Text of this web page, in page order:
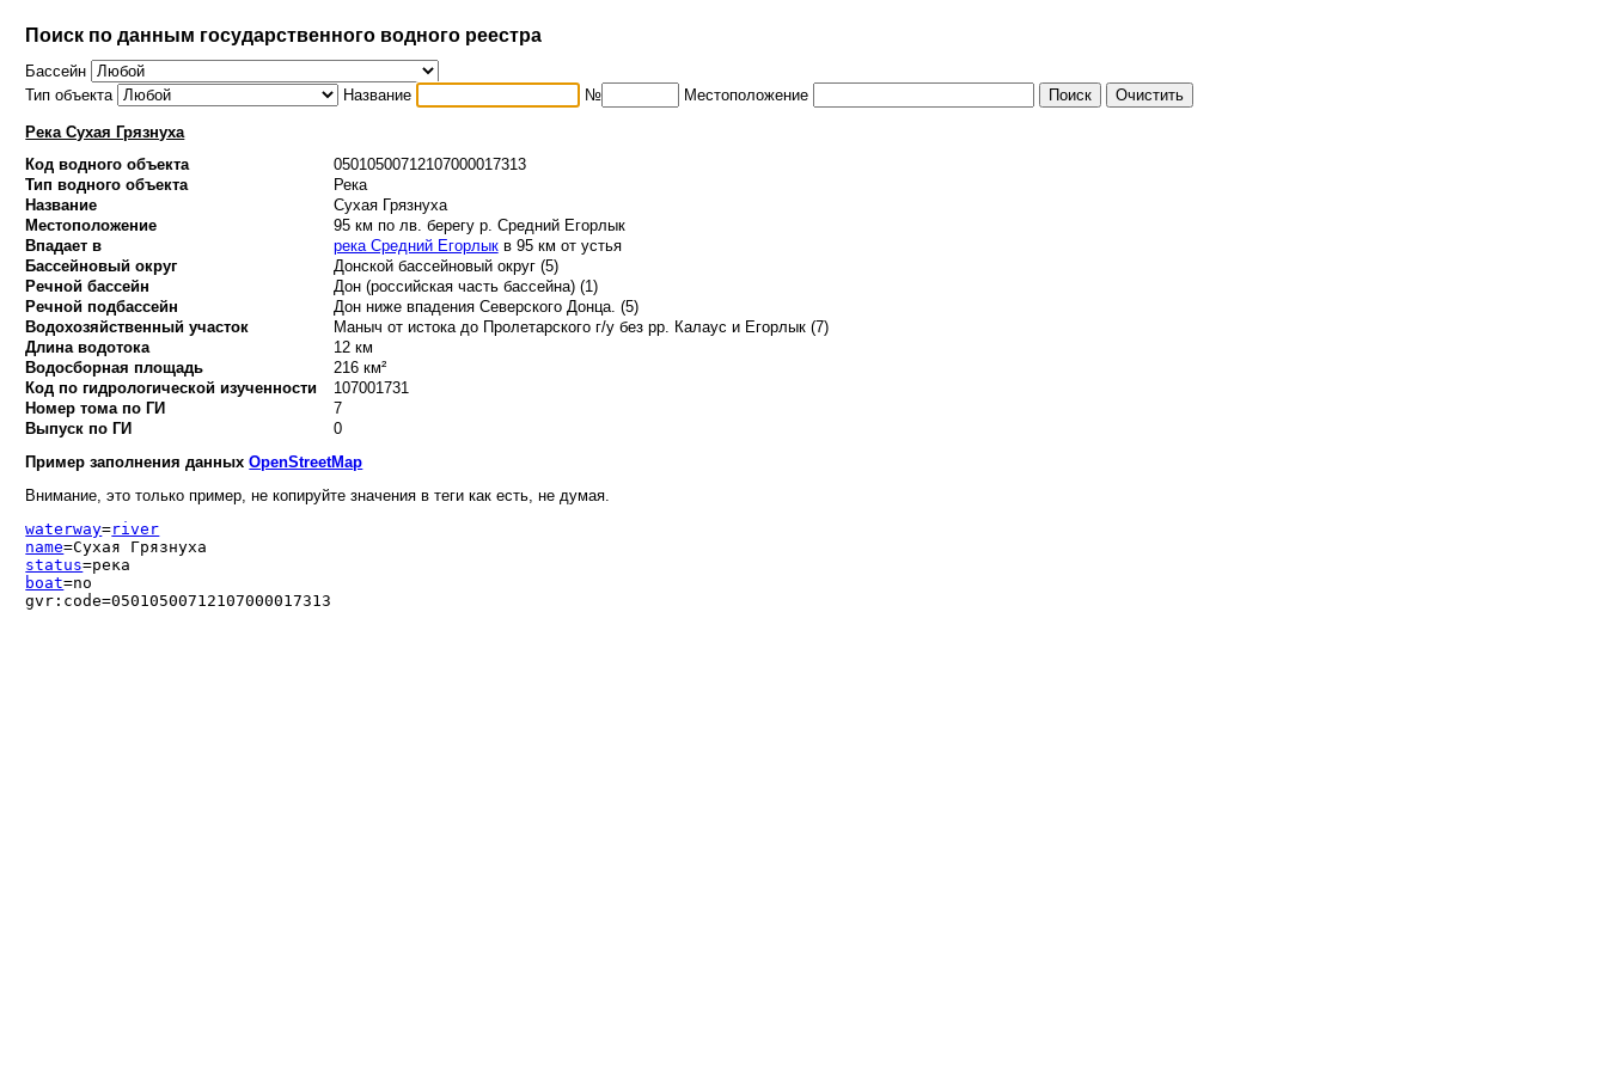
Поиск по данным государственного водного реестра
Бассейн
Тип объекта
Название № Местоположение
Река Сухая Грязнуха
Код водного объекта
05010500712107000017313
Тип водного объекта
Река
Название
Сухая Грязнуха
Местоположение
95 км по лв. берегу р. Средний Егорлык
Впадает в
река Средний Егорлыкв 95 км от устья
Бассейновый округ
Донской бассейновый округ (5)
Речной бассейн
Дон (российская часть бассейна) (1)
Речной подбассейн
Дон ниже впадения Северского Донца. (5)
Водохозяйственный участок
Маныч от истока до Пролетарского г/у без рр. Калаус и Егорлык (7)
Длина водотока
12 км
Водосборная площадь
216 км²
Код по гидрологической изученности
107001731
Номер тома по ГИ
7
Выпуск по ГИ
0
Пример заполнения данныхOpenStreetMap
Внимание, это только пример, не копируйте значения в теги как есть, не думая.
waterway=river
name=Сухая Грязнуха
status=река
boat=no
gvr:code=05010500712107000017313